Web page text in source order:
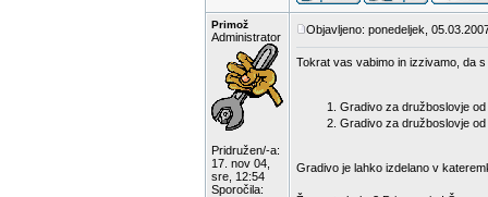
Primož
Administrator
Pridružen/-a:
17. nov 04,
sre, 12:54
Sporočila:
Objavljeno: ponedeljek,
Tokrat vas vabimo in izzivamo, da
Gradivo za družboslovje
Gradivo za družboslovje
Gradivo je lahko izdelano v